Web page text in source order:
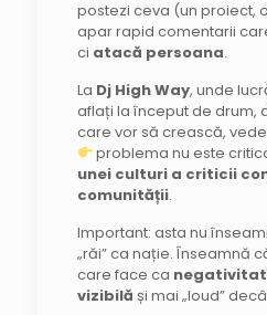
postezi ceva (un proiect,
apar rapid comentarii
ci atacă persoana.
La Dj High Way, unde
aflați la început de drum,
care vor să crească,
problema nu este
unei culturi a criticii
comunității.
Important: asta nu
„răi” ca nație. Înseamnă
care face ca
vizibilă și mai „loud”